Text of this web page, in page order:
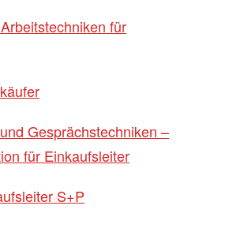
für
Gesprächstechniken –
für Einkaufsleiter
S+P